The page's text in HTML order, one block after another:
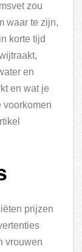
zou
waar te zijn,
korte tijd
en
en wat je
voorkomen
prijzen
vrouwen